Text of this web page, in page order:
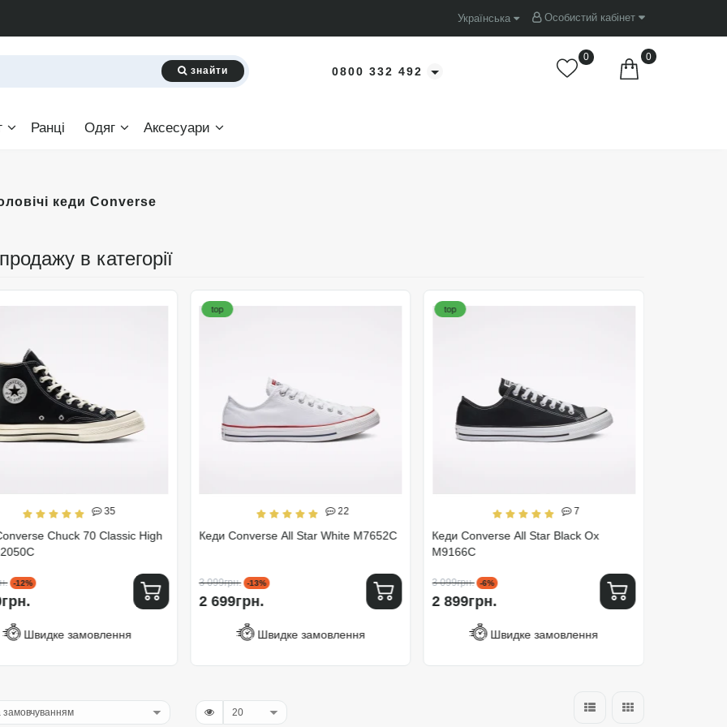
Особистий кабінет
Українська
знайти 0800 332 492
0
0
Ранці Одяг Аксесуари
кеди Converse
в категорії
35
Chuck 70 Classic High
-12%
Швидке замовлення
top
22
Кеди Converse All Star White M7652C
3 099грн. -13%
2 699грн.
Швидке замовлення
top
7
Кеди Converse All Star Black Ox
M9166C
3 099грн. -6%
2 899грн.
Швидке замовлення